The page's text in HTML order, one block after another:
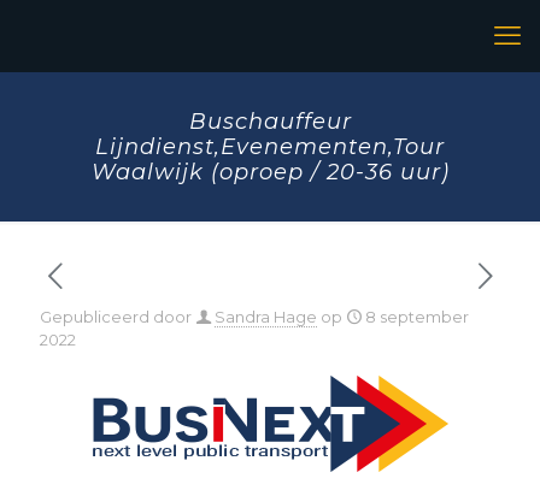
Buschauffeur
Lijndienst,Evenementen,Tour
Waalwijk (oproep / 20-36 uur)
Gepubliceerd door Sandra Hage op
8 september
2022